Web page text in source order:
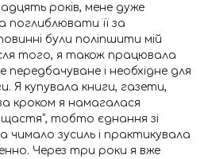
років, мене дуже
поглиблювати її за
були поліпшити мій
того, я також працювала
передбачуване і необхідне для
Я купувала книги, газети,
кроком я намагалася
тобто єднання зі
чимало зусиль і практикувала
Через три роки я вже